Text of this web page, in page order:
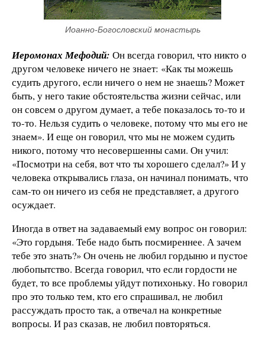
Иоанно-Богословский монастырь
Иеромонах Мефодий: Он всегда говорил, что никто о
другом человеке ничего не знает: «Как ты можешь
судить другого, если ничего о нем не знаешь? Может
быть, у него такие обстоятельства жизни сейчас, или
он совсем о другом думает, а тебе показалось то-то и
то-то. Нельзя судить о человеке, потому что мы его не
знаем». И еще он говорил, что мы не можем судить
никого, потому что несовершенны сами. Он учил:
«Посмотри на себя, вот что ты хорошего сделал?» И у
человека открывались глаза, он начинал понимать, что
сам-то он ничего из себя не представляет, а другого
осуждает.
Иногда в ответ на задаваемый ему вопрос он говорил:
«Это гордыня. Тебе надо быть посмиреннее. А зачем
тебе это знать?» Он очень не любил гордыню и пустое
любопытство. Всегда говорил, что если гордости не
будет, то все проблемы уйдут потихоньку. Но говорил
про это только тем, кто его спрашивал, не любил
рассуждать просто так, а отвечал на конкретные
вопросы. И раз сказав, не любил повторяться.